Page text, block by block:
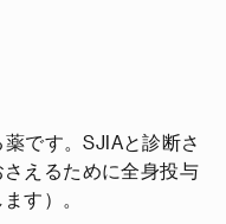
です。SJIAと診断さ
えるために全身投与
す）。